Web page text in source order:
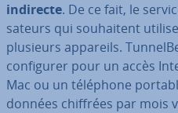
indirecte. De ce fait, le
sa­teurs qui sou­hai­tent
plusieurs appareils.
con­fi­gu­rer pour un accès
Mac ou un téléphone
données chiffrées par mois